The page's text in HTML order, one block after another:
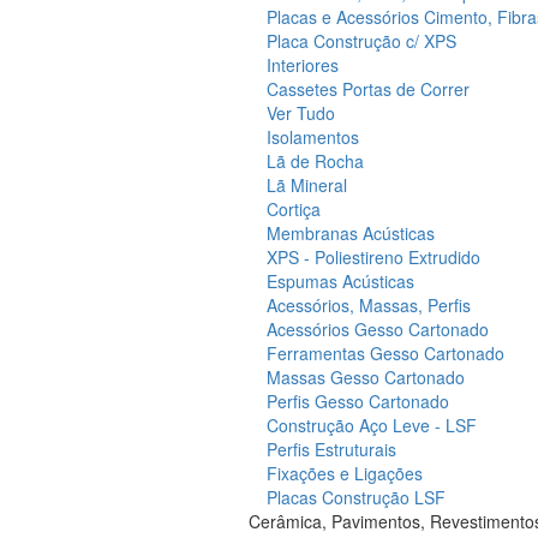
Placas e Acessórios Cimento,
Placa Construção c/ XPS
Interiores
Cassetes Portas de Correr
Ver Tudo
Isolamentos
Lã de Rocha
Lã Mineral
Cortiça
Membranas Acústicas
XPS - Poliestireno Extrudido
Espumas Acústicas
Acessórios, Massas, Perfis
Acessórios Gesso Cartonado
Ferramentas Gesso Cartonado
Massas Gesso Cartonado
Perfis Gesso Cartonado
Construção Aço Leve - LSF
Perfis Estruturais
Fixações e Ligações
Placas Construção LSF
Cerâmica, Pavimentos,